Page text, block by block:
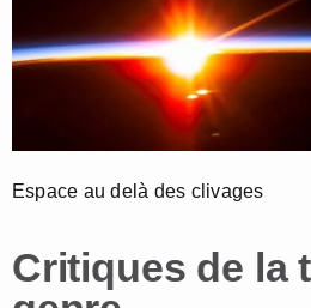
Espace au delà des clivages
Critiques de la